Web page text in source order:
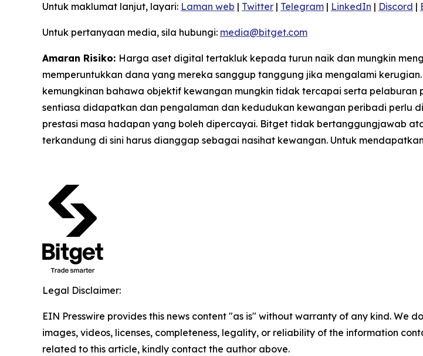
Untuk maklumat lanjut, layari: Laman web | Twitter | Telegram | LinkedIn | Discord |
Untuk pertanyaan media, sila hubungi: media@bitget.com
Amaran Risiko: Harga aset digital tertakluk kepada turun naik dan mungkin
memperuntukkan dana yang mereka sanggup tanggung jika mengalami
kemungkinan bahawa objektif kewangan mungkin tidak tercapai serta
sentiasa didapatkan dan pengalaman dan kedudukan kewangan peribadi perlu
prestasi masa hadapan yang boleh dipercayai. Bitget tidak bertanggungjawab
terkandung di sini harus dianggap sebagai nasihat kewangan. Untuk
Legal Disclaimer:
EIN Presswire provides this news content "as is" without warranty of any kind. We
images, videos, licenses, completeness, legality, or reliability of the information
related to this article, kindly contact the author above.